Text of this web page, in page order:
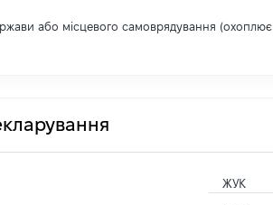
або місцевого самоврядування (охоплює
ЖУК